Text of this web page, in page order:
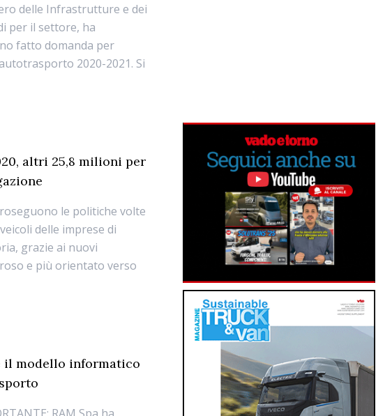
delle Infrastrutture e dei
per il settore, ha
fatto domanda per
2020-2021. Si
altri 25,8 milioni per
le politiche volte
delle imprese di
grazie ai nuovi
e più orientato verso
il modello informatico